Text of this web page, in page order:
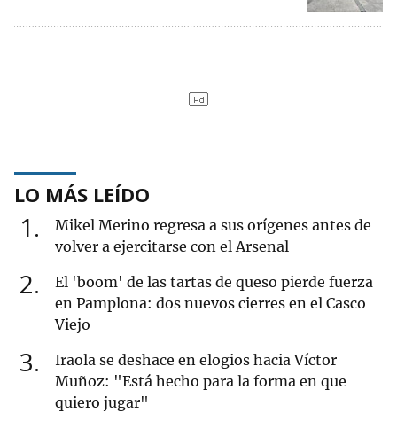
LO MÁS LEÍDO
1
Mikel Merino regresa a sus orígenes antes de
volver a ejercitarse con el Arsenal
2
El 'boom' de las tartas de queso pierde fuerza
en Pamplona: dos nuevos cierres en el Casco
Viejo
3
Iraola se deshace en elogios hacia Víctor
Muñoz: "Está hecho para la forma en que
quiero jugar"